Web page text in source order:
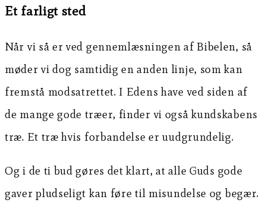
Et farligt sted
Når vi så er ved gennemlæsningen af Bibelen, så
møder vi dog samtidig en anden linje, som kan
fremstå modsatrettet. I Edens have ved siden af
de mange gode træer, finder vi også kundskabens
træ. Et træ hvis forbandelse er uudgrundelig.
Og i de ti bud gøres det klart, at alle Guds gode
gaver pludseligt kan føre til misundelse og begær.